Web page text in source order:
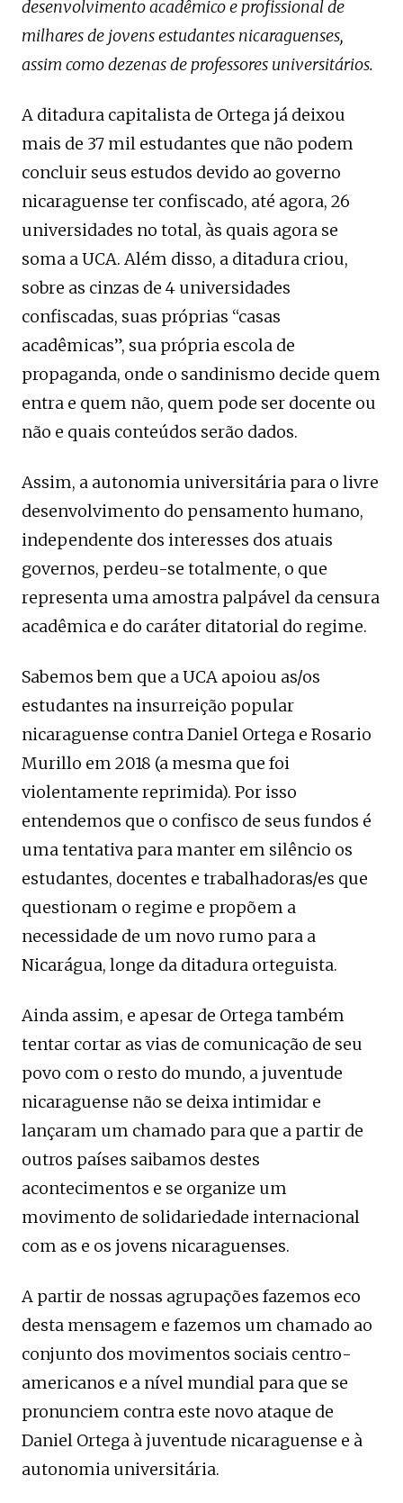
desenvolvimento acadêmico e profissional de
milhares de jovens estudantes nicaraguenses,
assim como dezenas de professores universitários.
A ditadura capitalista de Ortega já deixou
mais de 37 mil estudantes que não podem
concluir seus estudos devido ao governo
nicaraguense ter confiscado, até agora, 26
universidades no total, às quais agora se
soma a UCA. Além disso, a ditadura criou,
sobre as cinzas de 4 universidades
confiscadas, suas próprias “casas
acadêmicas”, sua própria escola de
propaganda, onde o sandinismo decide quem
entra e quem não, quem pode ser docente ou
não e quais conteúdos serão dados.
Assim, a autonomia universitária para o livre
desenvolvimento do pensamento humano,
independente dos interesses dos atuais
governos, perdeu-se totalmente, o que
representa uma amostra palpável da censura
acadêmica e do caráter ditatorial do regime.
Sabemos bem que a UCA apoiou as/os
estudantes na insurreição popular
nicaraguense contra Daniel Ortega e Rosario
Murillo em 2018 (a mesma que foi
violentamente reprimida). Por isso
entendemos que o confisco de seus fundos é
uma tentativa para manter em silêncio os
estudantes, docentes e trabalhadoras/es que
questionam o regime e propõem a
necessidade de um novo rumo para a
Nicarágua, longe da ditadura orteguista.
Ainda assim, e apesar de Ortega também
tentar cortar as vias de comunicação de seu
povo com o resto do mundo, a juventude
nicaraguense não se deixa intimidar e
lançaram um chamado para que a partir de
outros países saibamos destes
acontecimentos e se organize um
movimento de solidariedade internacional
com as e os jovens nicaraguenses.
A partir de nossas agrupações fazemos eco
desta mensagem e fazemos um chamado ao
conjunto dos movimentos sociais centro-
americanos e a nível mundial para que se
pronunciem contra este novo ataque de
Daniel Ortega à juventude nicaraguense e à
autonomia universitária.